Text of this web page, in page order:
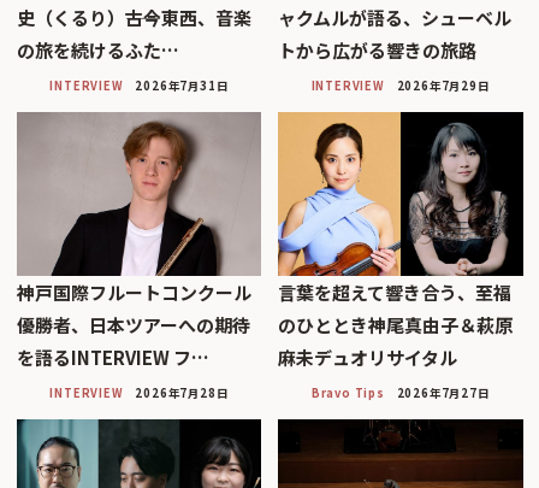
史（くるり）――古今東西、音楽
の旅を続けるふた…
INTERVIEW 2026年7月31日
ャクムルが語る、シューベル
トから広がる響きの旅路
INTERVIEW 2026年7月29日
神戸国際フルートコンクール
優勝者、日本ツアーへの期待
を語るINTERVIEW フ…
INTERVIEW 2026年7月28日
言葉を超えて響き合う、至福
のひととき神尾真由子＆萩原
麻未デュオリサイタル
Bravo Tips 2026年7月27日